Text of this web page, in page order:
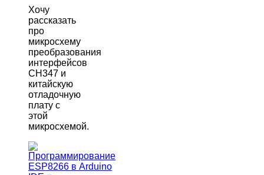
Хочу
рассказать
про
микросхему
преобразования
интерфейсов
CH347 и
китайскую
отладочную
плату с
этой
микросхемой.